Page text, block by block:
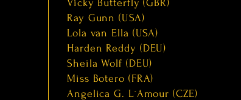
Vicky Butterfly (GBR)
Ray Gunn (USA)
Lola van Ella (USA)
Harden Reddy (DEU)
Sheila Wolf (DEU)
Miss Botero (FRA)
Angelica G. L´Amour (CZE)